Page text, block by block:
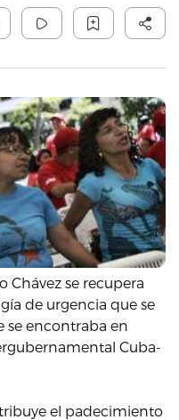
Chávez se recupera
de urgencia que se
se encontraba en
Cuba-
el padecimiento